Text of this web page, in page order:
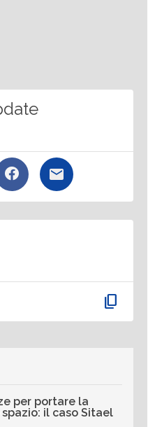
content_copy
per portare la
il caso Sitael